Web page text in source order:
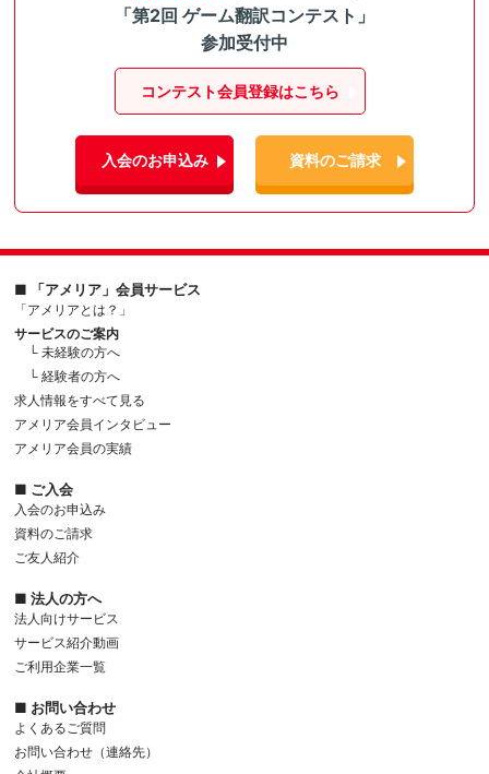
「第2回 ゲーム翻訳コンテスト」
参加受付中
コンテスト会員登録はこちら
入会のお申込み 資料のご請求
■ 「アメリア」会員サービス
「アメリアとは？」
サービスのご案内
└ 未経験の方へ
└ 経験者の方へ
求人情報をすべて見る
アメリア会員インタビュー
アメリア会員の実績
■ ご入会
入会のお申込み
資料のご請求
ご友人紹介
■ 法人の方へ
法人向けサービス
サービス紹介動画
ご利用企業一覧
■ お問い合わせ
よくあるご質問
お問い合わせ（連絡先）